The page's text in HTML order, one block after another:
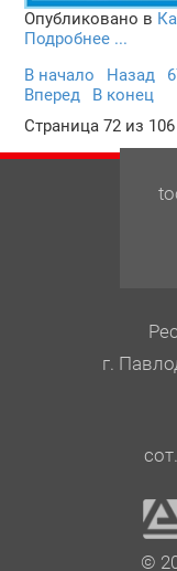
Опубликовано в
Подробнее ...
В начало
Назад
Вперед
В конец
Страница 72 из 106
г.
©